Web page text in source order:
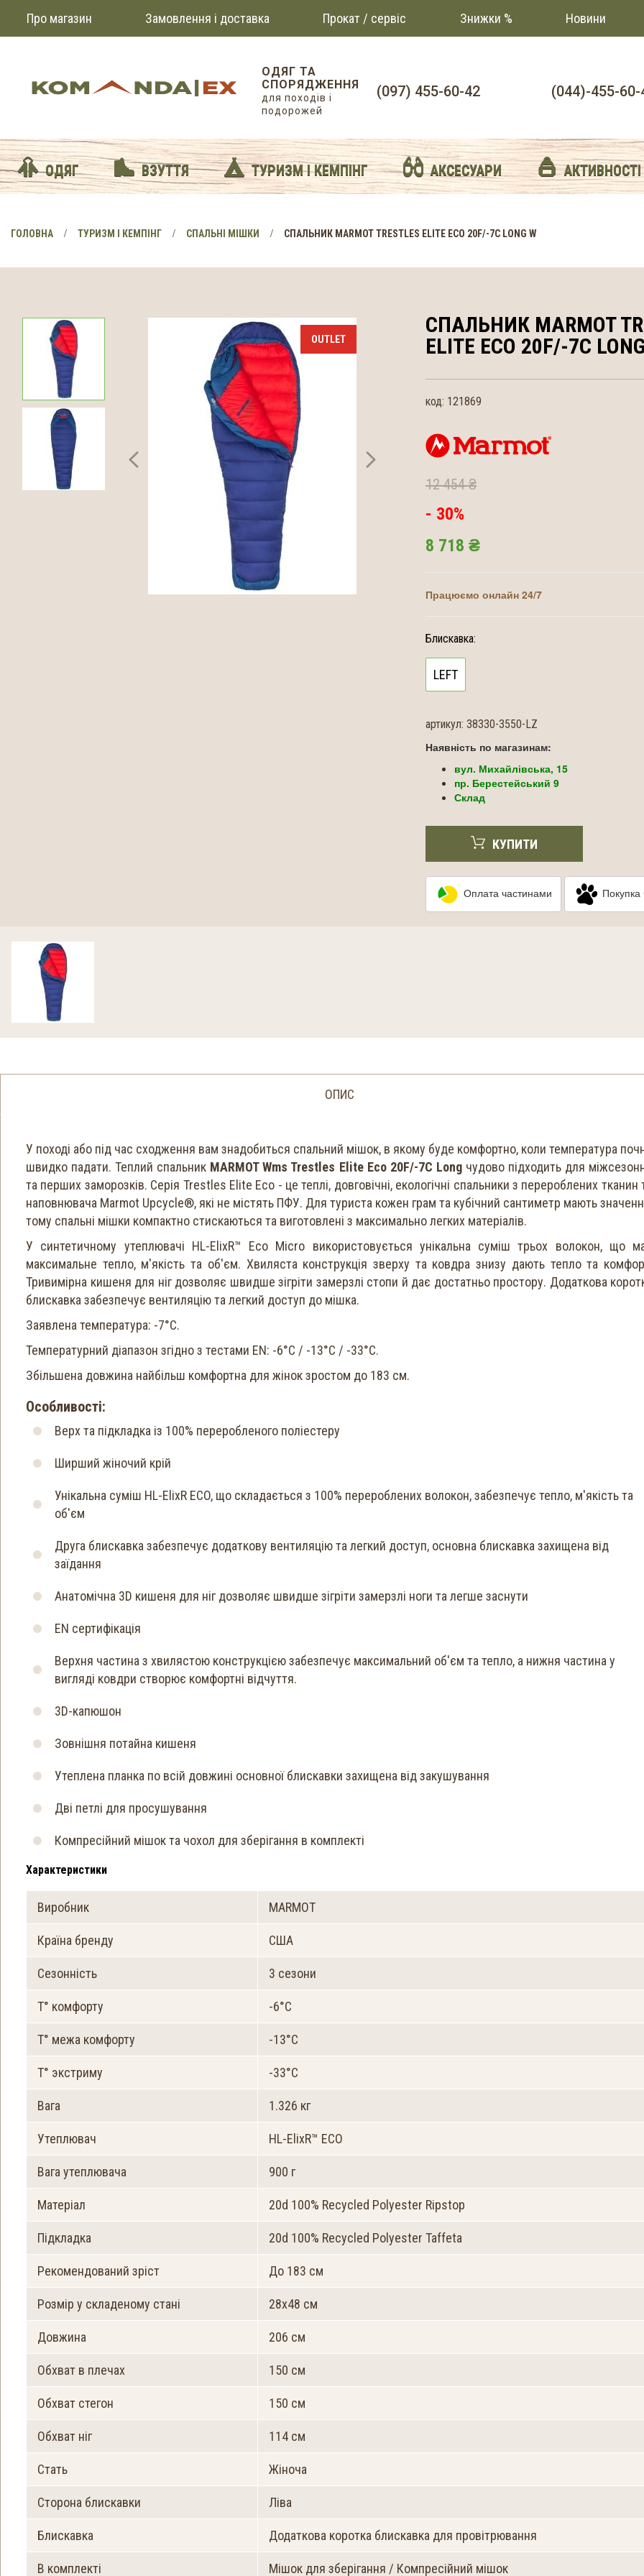
Про магазин Замовлення і доставка Прокат / сервіс Знижки % Новини
ОДЯГ ТА
СПОРЯДЖЕННЯ
для походів і
подорожей
(097) 455-60-42 (044)-455-60-
ОДЯГ ВЗУТТЯ ТУРИЗМ І КЕМПІНГ АКСЕСУАРИ АКТИВНОСТІ
ГОЛОВНА ТУРИЗМ І КЕМПІНГ СПАЛЬНІ МІШКИ СПАЛЬНИК MARMOT TRESTLES ELITE ECO 20F/-7C LONG W
СПАЛЬНИК MARMOT
ELITE ECO 20F/-7C
код: 121869
12 454 ₴
- 30%
8 718 ₴
Працюємо онлайн 24/7
Блискавка:
LEFT
артикул: 38330-3550-LZ
Наявність по магазинам:
вул. Михайлівська, 15
пр. Берестейський 9
Склад
КУПИТИ
Оплата частинами
ОПИС
У поході або під час сходження вам знадобиться спальний мішок, в якому буде комфортно, коли температура
швидко падати. Теплий спальник MARMOT Wms Trestles Elite Eco 20F/-7C Longчудово підходить для
та перших заморозків. Серія Trestles Elite Eco - це теплі, довговічні, екологічні спальники з перероблених тканин
наповнювача Marmot Upcycle®, які не містять ПФУ. Для туриста кожен грам та кубічний сантиметр мають
тому спальні мішки компактно стискаються та виготовлені з максимально легких матеріалів.
У синтетичному утеплювачі HL-ElixR™ Eco Micro використовується унікальна суміш трьох волокон, що
максимальне тепло, м'якість та об'єм. Хвиляста конструкція зверху та ковдра знизу дають тепло та
Тривимірна кишеня для ніг дозволяє швидше зігріти замерзлі стопи й дає достатньо простору. Додаткова
блискавка забезпечує вентиляцію та легкий доступ до мішка.
Заявлена ​​температура: -7°C.
Температурний діапазон згідно з тестами EN: -6°C / -13°C / -33°C.
Збільшена довжина найбільш комфортна для жінок зростом до 183 см.
Особливості:
Верх та підкладка із 100% переробленого поліестеру
Ширший жіночий крій
Унікальна суміш HL-ElixR ECO, що складається з 100% перероблених волокон, забезпечує тепло, м'якість та
об'єм
Друга блискавка забезпечує додаткову вентиляцію та легкий доступ, основна блискавка захищена від
заїдання
Анатомічна 3D кишеня для ніг дозволяє швидше зігріти замерзлі ноги та легше заснути
EN сертифікація
Верхня частина з хвилястою конструкцією забезпечує максимальний об'єм та тепло, а нижня частина у
вигляді ковдри створює комфортні відчуття.
3D-капюшон
Зовнішня потайна кишеня
Утеплена планка по всій довжині основної блискавки захищена від закушування
Дві петлі для просушування
Компресійний мішок та чохол для зберігання в комплекті
Характеристики
Виробник MARMOT
Країна бренду США
Сезонність 3 сезони
Т° комфорту -6°C
Т° межа комфорту -13°C
Т° экстриму -33°C
Вага 1.326 кг
Утеплювач HL-ElixR™ ECO
Вага утеплювача 900 г
Матеріал 20d 100% Recycled Polyester Ripstop
Підкладка 20d 100% Recycled Polyester Taffeta
Рекомендований зріст До 183 см
Розмір у складеному стані 28х48 см
Довжина 206 см
Обхват в плечах 150 см
Обхват стегон 150 см
Обхват ніг 114 см
Стать Жіноча
Сторона блискавки Ліва
Блискавка Додаткова коротка блискавка для провітрювання
В комплекті Мішок для зберігання / Компресійний мішок